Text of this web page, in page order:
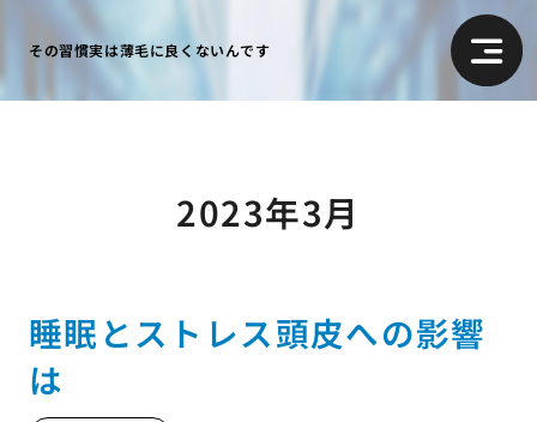
その習慣実は薄毛に良くないんです
2023年3月
睡眠とストレス頭皮への影響
は